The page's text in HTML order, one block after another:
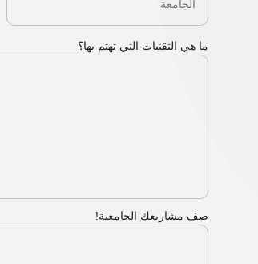
ما هي التقنيات التي تهتم بها؟
صف مشاريعك الجامعية!